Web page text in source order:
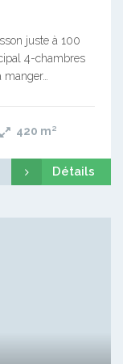
juste à 100
4-chambres
420 m²
Détails